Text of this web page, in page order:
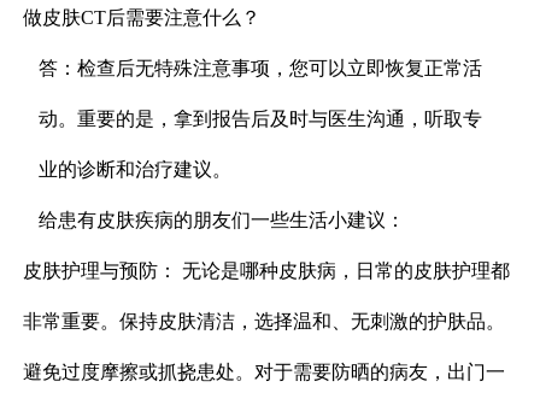
做皮肤CT后需要注意什么？
答：检查后无特殊注意事项，您可以立即恢复正常活
动。重要的是，拿到报告后及时与医生沟通，听取专
业的诊断和治疗建议。
给患有皮肤疾病的朋友们一些生活小建议：
皮肤护理与预防： 无论是哪种皮肤病，日常的皮肤护理都
非常重要。保持皮肤清洁，选择温和、无刺激的护肤品。
避免过度摩擦或抓挠患处。对于需要防晒的病友，出门一